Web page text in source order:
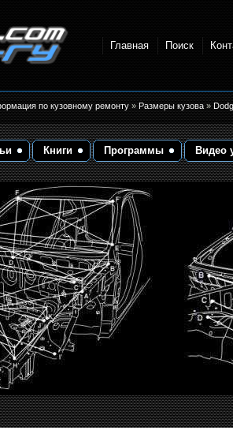
Главная Поиск
по кузовному ремонту»Размеры кузова»
Книги Программы Видео